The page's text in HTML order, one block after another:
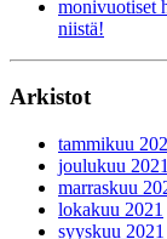
monivuotiset
niistä!
Arkistot
tammikuu
joulukuu 2021
marraskuu
lokakuu 2021
syyskuu 2021